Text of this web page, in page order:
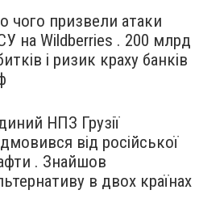
чого призвели атаки
на Wildberries . 200 млрд
і ризик краху банків
НПЗ Грузії
від російської
. Знайшов
в двох країнах